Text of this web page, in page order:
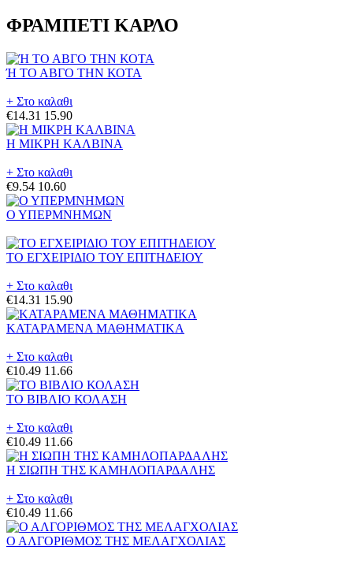
ΦΡΑΜΠΕΤΙ ΚΑΡΛΟ
Ή ΤΟ ΑΒΓΟ ΤΗΝ ΚΟΤΑ
+ Στο καλαθι
€14.31 15.90
Η ΜΙΚΡΗ ΚΑΛΒΙΝΑ
+ Στο καλαθι
€9.54 10.60
Ο ΥΠΕΡΜΝΗΜΩΝ
ΤΟ ΕΓΧΕΙΡΙΔΙΟ ΤΟΥ ΕΠΙΤΗΔΕΙΟΥ
+ Στο καλαθι
€14.31 15.90
ΚΑΤΑΡΑΜΕΝΑ ΜΑΘΗΜΑΤΙΚΑ
+ Στο καλαθι
€10.49 11.66
ΤΟ ΒΙΒΛΙΟ ΚΟΛΑΣΗ
+ Στο καλαθι
€10.49 11.66
Η ΣΙΩΠΗ ΤΗΣ ΚΑΜΗΛΟΠΑΡΔΑΛΗΣ
+ Στο καλαθι
€10.49 11.66
Ο ΑΛΓΟΡΙΘΜΟΣ ΤΗΣ ΜΕΛΑΓΧΟΛΙΑΣ